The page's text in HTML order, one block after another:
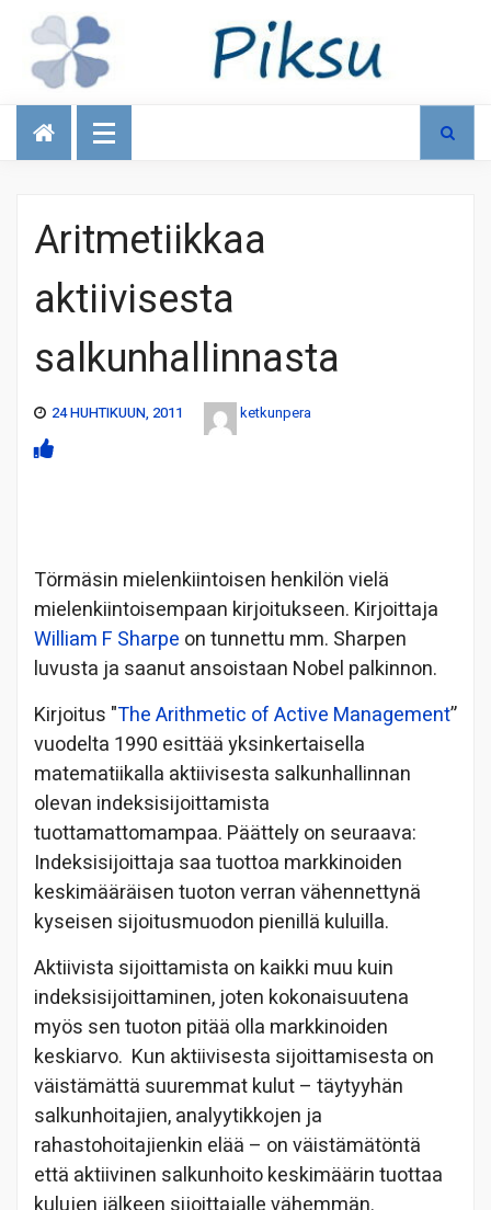
Talous
Aritmetiikkaa
aktiivisesta
salkunhallinnasta
24 HUHTIKUUN, 2011 ketkunpera
Törmäsin mielenkiintoisen henkilön vielä
mielenkiintoisempaan kirjoitukseen. Kirjoittaja
William F Sharpe on tunnettu mm. Sharpen
luvusta ja saanut ansoistaan Nobel palkinnon.
Kirjoitus "The Arithmetic of Active Management”
vuodelta 1990 esittää yksinkertaisella
matematiikalla aktiivisesta salkunhallinnan
olevan indeksisijoittamista
tuottamattomampaa. Päättely on seuraava:
Indeksisijoittaja saa tuottoa markkinoiden
keskimääräisen tuoton verran vähennettynä
kyseisen sijoitusmuodon pienillä kuluilla.
Aktiivista sijoittamista on kaikki muu kuin
indeksisijoittaminen, joten kokonaisuutena
myös sen tuoton pitää olla markkinoiden
keskiarvo. Kun aktiivisesta sijoittamisesta on
väistämättä suuremmat kulut – täytyyhän
salkunhoitajien, analyytikkojen ja
rahastohoitajienkin elää – on väistämätöntä
että aktiivinen salkunhoito keskimäärin tuottaa